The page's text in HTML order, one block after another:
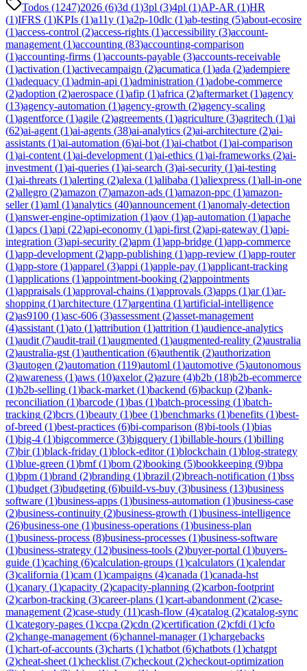
Todos (1247)2026 (6)3d (1)3pl (3)4pl (1)AP-AR (1)HR
(1)IFRS (1)KPIs (1)a11y (1)a2p-10dlc (1)ab-testing (5)about-ecosire
(1)access-control (2)access-rights (1)accessibility (3)account-
management (1)accounting (83)accounting-comparison
(1)accounting-firms (1)accounts-payable (3)accounts-receivable
(1)activation (1)activecampaign (2)acumatica (1)ada (2)adempiere
(1)adequacy (1)admin-api (1)administration (1)adobe-commerce
(2)adoption (2)aerospace (1)afip (1)africa (2)aftermarket (1)agency
(13)agency-automation (1)agency-growth (2)agency-scaling
(1)agentforce (1)agile (2)agreements (1)agriculture (3)agritech (1)ai
(62)ai-agent (1)ai-agents (38)ai-analytics (2)ai-architecture (2)ai-
assistants (1)ai-automation (6)ai-bot (1)ai-chatbot (1)ai-comparison
(1)ai-content (1)ai-development (1)ai-ethics (1)ai-frameworks (2)ai-
investment (1)ai-queries (1)ai-search (3)ai-security (1)ai-testing
(1)ai-threats (1)alerting (2)alexa (1)alibaba (1)aliexpress (1)all-in-one
(2)allegro (2)amazon (7)amazon-ads (1)amazon-ppc (1)amazon-
seller(1)aml (1)analytics (40)announcement (1)anomaly-detection
(1)answer-engine-optimization (1)aov (1)ap-automation (1)apache
(1)apcs (1)api (22)api-economy (1)api-first (2)api-gateway (1)api-
integration (3)api-security (2)apm (1)app-bridge (1)app-commerce
(1)app-development (2)app-publishing (1)app-review (1)app-router
(1)app-store (1)apparel (3)appi (1)apple-pay (1)applicant-tracking
(1)applications (1)appointment-booking (2)appointments
(1)appraisals (1)approval-chains (1)approvals (3)apps (1)ar(1)ar-
shopping (1)architecture (17)argentina (1)artificial-intelligence
(2)as9100 (1)asc-606 (3)assessment (2)asset-management
(4)assistant (1)ato (1)attribution (1)attrition (1)audience-analytics
(1)audit (7)audit-trail (1)augmented (1)augmented-reality (2)australia
(2)australia-gst (1)authentication (6)authentik (2)authorization
(3)autogen (2)automation (119)automl (1)automotive (5)autonomous
(2)awareness (1)aws (10)axelor(2)azure (4)b2b (18)b2b-ecommerce
(1)b2b-selling (1)back-market (1)backend (6)backup (2)bank-
reconciliation (1)barcode (1)bas (1)batch-processing (1)batch-
tracking (2)bcrs (1)beauty (1)bee (1)benchmarks (1)benefits (1)best-
of-breed (1)best-practices (6)bi-comparison (8)bi-tools (1)bias
(1)big-4 (1)bigcommerce (3)bigquery (1)billable-hours (1)billing
(7)bir(1)black-friday (1)block-editor(1)blockchain (1)blog-strategy
(1)blue-green (1)bmf(1)bom (2)booking (5)bookkeeping (9)bpa
(1)bpm (1)brand (2)branding (1)brazil (2)breach-notification (1)bss
(1)budget (3)budgeting (6)build-vs-buy (3)business (13)business
software (1)business-apps (1)business-automation (1)business-case
(2)business-continuity (2)business-growth (1)business-intelligence
(26)business-one (1)business-operations (1)business-plan
(1)business-process (8)business-processes (1)business-software
(1)business-strategy (12)business-tools (2)buyer-portal (1)buyers-
guide (1)caching (6)calculation-groups (1)calculators (1)calendar
(3)california (1)cam (1)campaigns (4)canada (1)canada-hst
(1)canary (1)capacity (2)capacity-planning (2)carbon-footprint
(2)carbon-tracking (3)career-plans (1)cart-abandonment (2)case-
management (2)case-study (11)cash-flow (4)catalog (2)catalog-sync
(1)category-pages (1)ccpa (2)cdn (2)certification (2)cfdi (1)cfo
(2)change-management (6)channel-manager(1)chargebacks
(1)chart-of-accounts (3)charts (1)chatbot (6)chatbots (1)chatgpt
(2)cheat-sheet (1)checklist (7)checkout (2)checkout-optimization